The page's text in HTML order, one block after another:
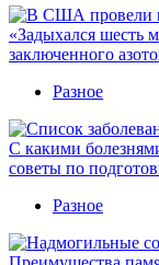
«Задыхался шесть
заключенного
Разное
С какими
советы по
Разное